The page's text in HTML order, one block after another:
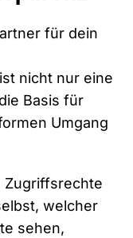
für dein
nicht nur eine
Basis für
Umgang
Zugriffsrechte
welcher
sehen,